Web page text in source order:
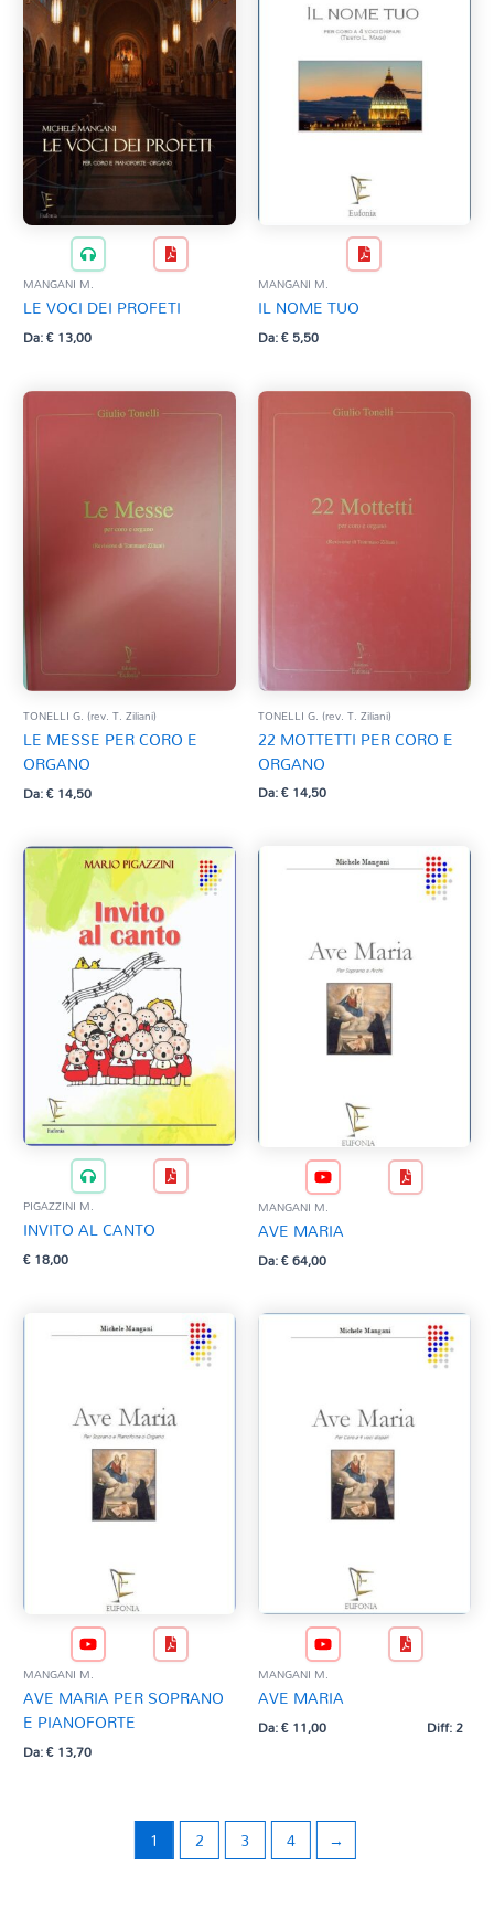
MANGANI M.
LE VOCI DEI PROFETI
Da:€13,00
MANGANI M.
IL NOME TUO
Da:€5,50
TONELLI G. (rev. T. Ziliani)
LE MESSE PER CORO E
ORGANO
Da:€14,50
TONELLI G. (rev. T. Ziliani)
22 MOTTETTI PER CORO E
ORGANO
Da:€14,50
PIGAZZINI M.
INVITO AL CANTO
€18,00
MANGANI M.
AVE MARIA
Da:€64,00
MANGANI M.
AVE MARIA PER SOPRANO
E PIANOFORTE
Da:€13,70
MANGANI M.
AVE MARIA
Da:€11,00 Diff: 2
1 2 3 4 →